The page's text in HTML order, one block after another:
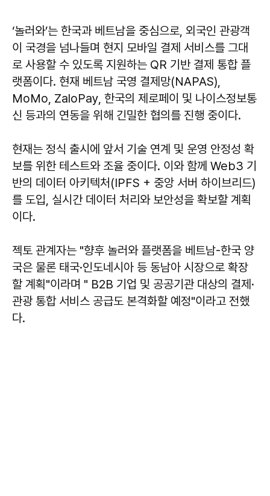
‘놀러와’는 한국과 베트남을 중심으로, 외국인 관광객
이 국경을 넘나들며 현지 모바일 결제 서비스를 그대
로 사용할 수 있도록 지원하는 QR 기반 결제 통합 플
랫폼이다. 현재 베트남 국영 결제망(NAPAS),
MoMo, ZaloPay, 한국의 제로페이 및 나이스정보통
신 등과의 연동을 위해 긴밀한 협의를 진행 중이다.
현재는 정식 출시에 앞서 기술 연계 및 운영 안정성 확
보를 위한 테스트와 조율 중이다. 이와 함께 Web3 기
반의 데이터 아키텍처(IPFS + 중앙 서버 하이브리드)
를 도입, 실시간 데이터 처리와 보안성을 확보할 계획
이다.
젝토 관계자는 "향후 놀러와 플랫폼을 베트남-한국 양
국은 물론 태국·인도네시아 등 동남아 시장으로 확장
할 계획"이라며 " B2B 기업 및 공공기관 대상의 결제·
관광 통합 서비스 공급도 본격화할 예정"이라고 전했
다.